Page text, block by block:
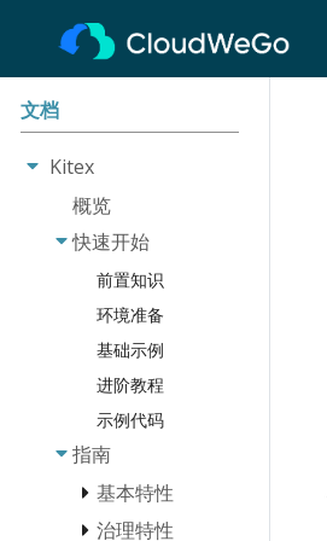
文档
Kitex
概览
快速开始
前置知识
环境准备
基础示例
进阶教程
示例代码
指南
基本特性
消息类型
治理特性